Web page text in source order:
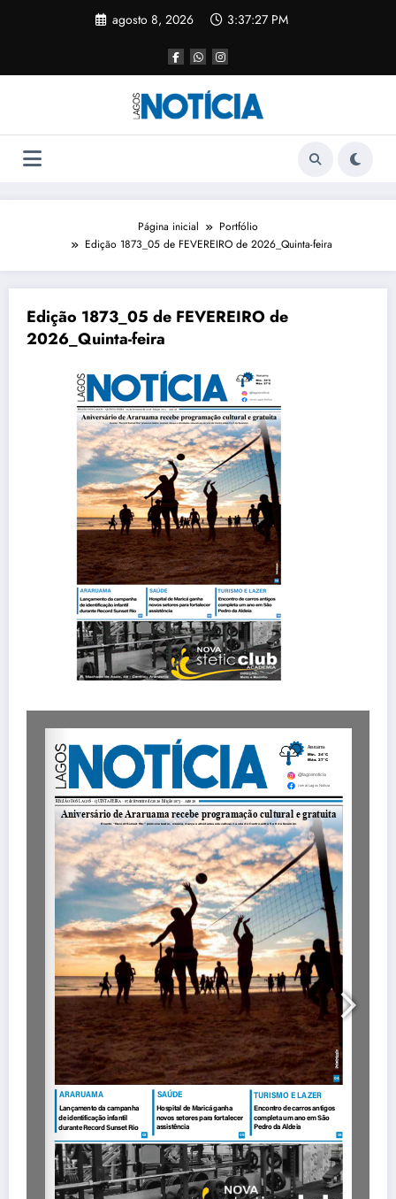
agosto 8, 2026 3:37:27 PM
Página inicial
Portfólio
Edição 1873_05 de FEVEREIRO de 2026_Quinta-feira
Edição 1873_05 de FEVEREIRO de
2026_Quinta-feira